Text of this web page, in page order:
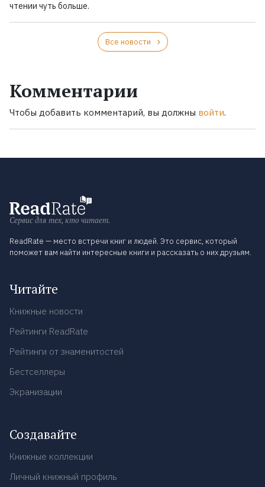
чтении чуть больше.
Все новости
Комментарии
Чтобы добавить комментарий, вы должны войти.
Сервис для тех, кто читает.
ReadRate — место встречи книг и людей. Это сервис, который
поможет вам найти интересные книги и рассказать о них друзьям.
Читайте
Книжные новости
Рейтинги ReadRate
Рейтинги от знаменитостей
Бестселлеры
Экранизации
Создавайте
Книжные коллекции
Личный книжный профиль